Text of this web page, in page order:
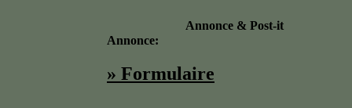
Annonce & Post-it
Annonce:
» Formulaire